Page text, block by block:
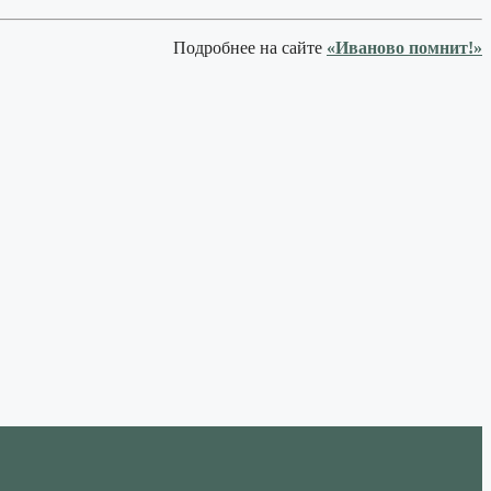
Подробнее на сайте «Иваново помнит!»